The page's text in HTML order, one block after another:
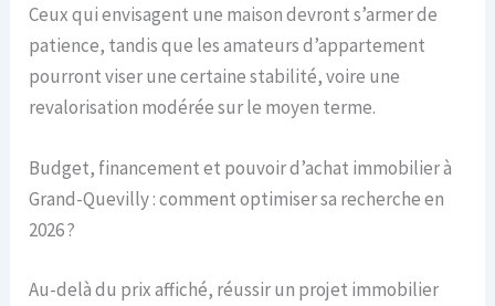
Ceux qui envisagent une maison devront s’armer de
patience, tandis que les amateurs d’appartement
pourront viser une certaine stabilité, voire une
revalorisation modérée sur le moyen terme.
Budget, financement et pouvoir d’achat immobilier à
Grand-Quevilly : comment optimiser sa recherche en
2026 ?
Au-delà du prix affiché, réussir un projet immobilier